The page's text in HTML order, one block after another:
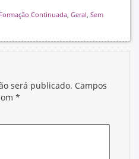
Formação Continuada, Geral, Sem
será publicado. Campos
*